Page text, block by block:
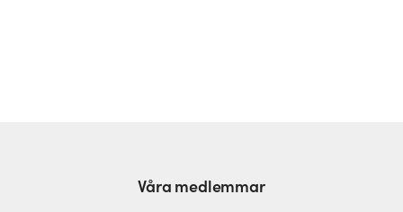
Våra medlemmar